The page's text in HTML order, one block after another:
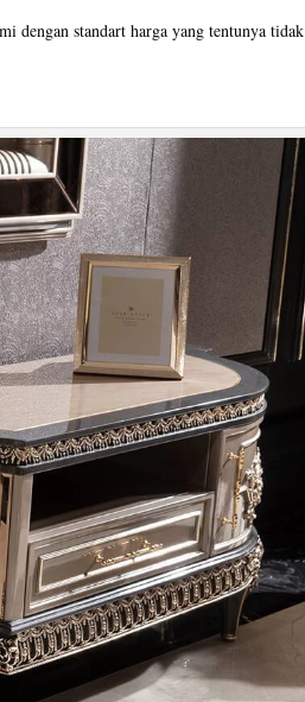
dengan standart harga yang tentunya tidak